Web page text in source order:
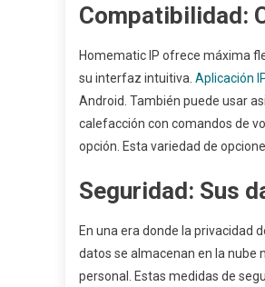
Compatibilidad:
Homematic IP ofrece máxima
su interfaz intuitiva. Aplicación
Android. También puede usar
calefacción con comandos de
opción. Esta variedad de
Seguridad: Sus
En una era donde la privacidad
datos se almacenan en la
personal. Estas medidas de